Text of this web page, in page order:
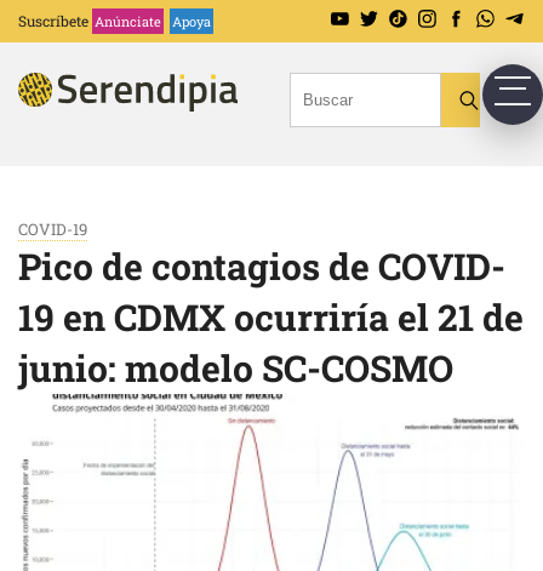
Suscríbete Anúnciate Apoya
COVID-19
Pico de contagios de COVID-
19 en CDMX ocurriría el 21 de
junio: modelo SC-COSMO